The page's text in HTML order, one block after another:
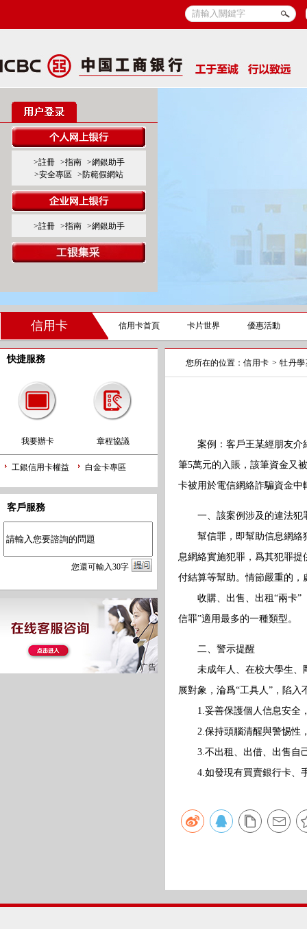
>註冊 >指南
>網銀助手
>安全專區
>防範假網站
>註冊 >指南 >網銀助手
信用卡 信用卡首頁 卡片世界 優惠活動
快捷服務
我要辦卡 章程協議
工銀信用卡權益 白金卡專區
客戶服務
您還可輸入30字
您所在的位置： 信用卡 > 牡丹
案例：客戶王某經朋友介紹
筆5萬元的入賬，該筆資金又
卡被用於電信網絡詐騙資金
一、該案例涉及的違法犯
幫信罪，即幫助信息網絡犯
息網絡實施犯罪，爲其犯罪
付結算等幫助。情節嚴重的
收購、出售、出租“兩卡”（
信罪”適用最多的一種類型。
二、警示提醒
未成年人、在校大學生、剛
展對象，淪爲“工具人”，陷
1.妥善保護個人信息安全
2.保持頭腦清醒與警惕性
3.不出租、出借、出售自己
4.如發現有買賣銀行卡、手